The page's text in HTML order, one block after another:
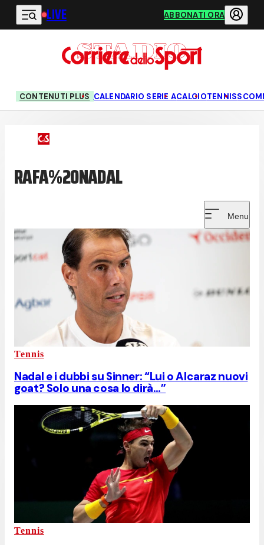
Vai al contenuto principale
LIVE ABBONATI ORA
CONTENUTI PLUS CALENDARIO SERIE ACALCIOTENNIS
RAFA%20NADAL
Menu
Tennis
Nadal e i dubbi su Sinner: “Lui o Alcaraz nuovi
goat? Solo una cosa lo dirà…”
Tennis